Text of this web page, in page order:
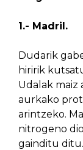
1.- Madril.
Dudarik
hiririk
Udalak
aurkako
arintzeko.
nitrogeno
gainditu ditu.